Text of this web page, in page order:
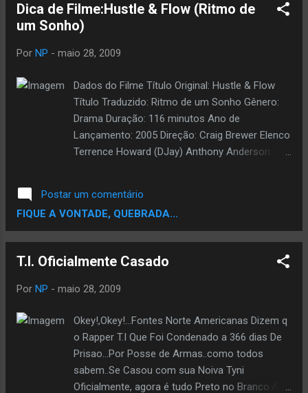
Dica de Filme:Hustle & Flow (Ritmo de
um Sonho)
Por NP - maio 28, 2009
Dados do Filme Título Original: Hustle & Flow
Título Traduzido: Ritmo de um Sonho Gênero:
Drama Duração: 116 minutos Ano de
Lançamento: 2005 Direção: Craig Brewer Elenco
Terrence Howard (DJay) Anthony Anderson
(Lexus) Elise Neal (Yevette) Isaac Hayes (Arnel)
Ludacris (Skinny Black) Jordan Houston (Tigga)
Haystak (Mickey) Claude Phillips (Harold) Josey
um rapper que trabalha duro e sempre conta
com a ajuda de seus amigos do bairro. Após
está se mudando para o seu bairro, ele decide
marcar um duelo de rappers para chamar sua
atenção. Informações Tamanho: 822 mb
Resolução: 576x320 Frame Rate: 23.976
Formato: DVDRip Qualidade de Áudio: 10
Postar um comentário
FIQUE A VONTADE, QUEBRADA...
T.I. Oficialmente Casado
Por NP - maio 28, 2009
Okey!,Okey!...Fontes Norte Americanas Dizem q
o Rapper T.I Que Foi Condenado a 366 dias De
Prisao...Por Posse de Armas..como todos
sabem..Se Casou com sua Noiva Tyni
Oficialmente, agora é tudo Preto no Branco.A